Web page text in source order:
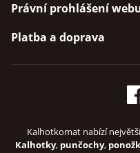
Právní prohlášení
Platba a doprava
Kalhotkomat nabízí
Kalhotky, punčochy,